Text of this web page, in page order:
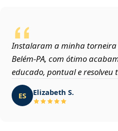
Instalaram a minha
Belém‑PA, com ótimo
educado, pontual e
ES Elizabeth S.